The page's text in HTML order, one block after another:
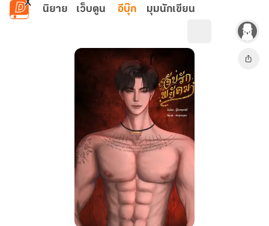
ข้ามไปยังเนื้อหาหลัก
นิยาย เว็บตูน อีบุ๊ก มุมนักเขียน